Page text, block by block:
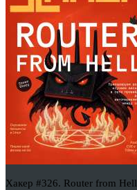
Хакер #326. Router from Hell